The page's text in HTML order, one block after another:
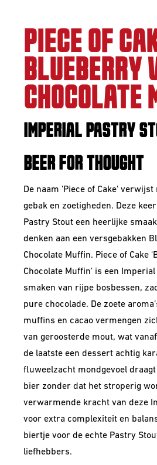
PIECE OF
BLUEBERRY
CHOCOLATE
IMPERIAL PASTRY
BEER FOR THOUGHT
De naam 'Piece of Cake'
gebak en zoetigheden. Deze
Pastry Stout een heerlijke
denken aan een versgebakken
Chocolate Muffin. Piece of Cake
Chocolate Muffin' is een
smaken van rijpe bosbessen,
pure chocolade. De zoete
muffins en cacao vermengen
van geroosterde mout, wat
de laatste een dessert achtig
fluweelzacht mondgevoel
bier zonder dat het stroperig
verwarmende kracht van deze
voor extra complexiteit en
biertje voor de echte Pastry
liefhebbers.